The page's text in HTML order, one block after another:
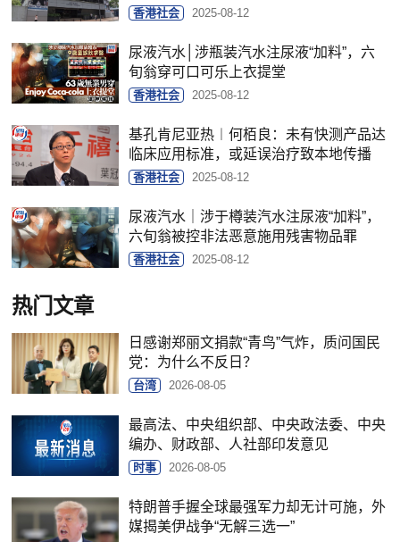
香港社会 2025-08-12
尿液汽水│涉瓶装汽水注尿液“加料”，六
旬翁穿可口可乐上衣提堂
香港社会 2025-08-12
基孔肯尼亚热︱何栢良：未有快测产品达
临床应用标准，或延误治疗致本地传播
香港社会 2025-08-12
尿液汽水｜涉于樽装汽水注尿液“加料”，
六旬翁被控非法恶意施用残害物品罪
香港社会 2025-08-12
热门文章
日感谢郑丽文捐款“青鸟”气炸，质问国民
党：为什么不反日？
台湾 2026-08-05
最高法、中央组织部、中央政法委、中央
编办、财政部、人社部印发意见
时事 2026-08-05
特朗普手握全球最强军力却无计可施，外
媒揭美伊战争“无解三选一”